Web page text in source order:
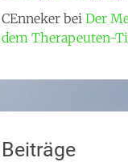
CEnnekerbei Der
dem Therapeuten-
Beiträge